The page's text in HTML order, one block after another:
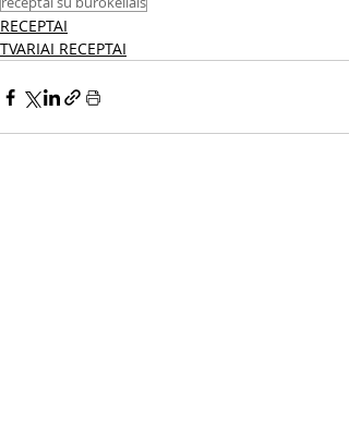
RECEPTAI
TVARIAI RECEPTAI